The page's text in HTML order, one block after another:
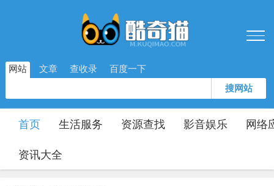
网站 文章 查收录 百度一下
搜网站
首页 生活服务 资源查找 影音娱乐 网络
资讯大全